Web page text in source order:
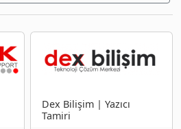
Dex Bilişim | Yazıcı
Tamiri